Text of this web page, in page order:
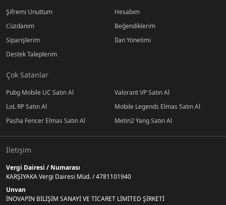
Şifremi Unuttum
Hesabım
Cüzdanım
Beğendiklerim
Siparişlerim
İlan Yönetimi
Destek Taleplerim
Çok Satanlar
Pubg Mobile UC Satın Al
Valorant VP Satın Al
LoL RP Satın Al
Mobile Legends Elmas Satın Al
Pasha Fencer Elmas Satın Al
Metin2 Yang Satın Al
İletişim
Vergi Dairesi / Numarası
KARŞIYAKA Vergi Dairesi Müd. / 4781101940
Unvan
İNOVAPİN BİLİŞİM SANAYİ VE TİCARET LİMİTED ŞİRKETİ